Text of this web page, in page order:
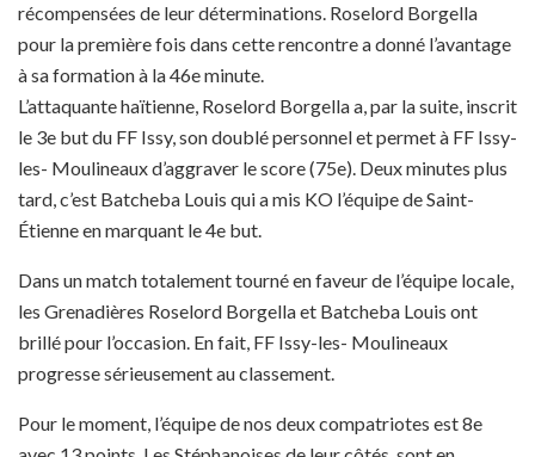
récompensées de leur déterminations. Roselord Borgella
pour la première fois dans cette rencontre a donné l’avantage
à sa formation à la 46e minute.
L’attaquante haïtienne, Roselord Borgella a, par la suite, inscrit
le 3e but du FF Issy, son doublé personnel et permet à FF Issy-
les- Moulineaux d’aggraver le score (75e). Deux minutes plus
tard, c’est Batcheba Louis qui a mis KO l’équipe de Saint-
Étienne en marquant le 4e but.
Dans un match totalement tourné en faveur de l’équipe locale,
les Grenadières Roselord Borgella et Batcheba Louis ont
brillé pour l’occasion. En fait, FF Issy-les- Moulineaux
progresse sérieusement au classement.
Pour le moment, l’équipe de nos deux compatriotes est 8e